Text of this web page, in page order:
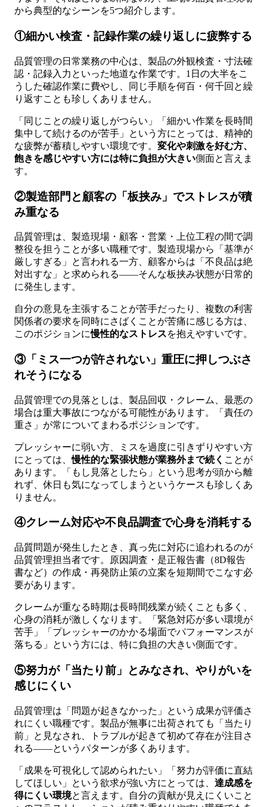
から典型的なシーンを5つ紹介します。
①細かい検査・記録作業の繰り返しに疲弊する
品質管理の日常業務の中心は、製品の外観検査・寸法確
認・記録入力といった地道な作業です。1日の大半をこ
うした確認作業に費やし、同じ手順を何百・何千回と繰
り返すことも珍しくありません。
「同じことの繰り返しがつらい」「細かい作業を長時間
集中して続けるのが苦手」という方にとっては、精神的
な疲弊が蓄積しやすい環境です。 変化や刺激を好む方、
飽きを感じやすい方には特に負担が大きい側面と言えま
す。
②製造部門と顧客の「板挟み」でストレスが積
み重なる
品質管理は、製造現場・顧客・営業・上位工程の間で調
整役を担うことが多い職種です。製造現場から「基準が
厳しすぎる」と言われる一方、顧客からは「不良品は絶
対出すな」と求められる——そんな板挟み状態が日常的
に発生します。
自分の意見を主張することが苦手だったり、複数の利害
関係者の要求を同時にさばくことが苦痛に感じる方は、
このポジションに慢性的なストレスを抱えやすいです。
③「ミス一つが許されない」重圧に押しつぶさ
れそうになる
品質管理での見落としは、製品回収・クレーム、最悪の
場合は重大事故につながる可能性があります。「責任の
重さ」が常についてまわるポジションです。
プレッシャーに弱い方、ミスを過度に引きずりやすい方
にとっては、慢性的な緊張状態が業務外まで続く ことが
あります。「もし見落としたら」という思考が頭から離
れず、休日も気になってしまうというケースも珍しくあ
りません。
④クレーム対応や不良品調査で心身を消耗する
品質問題が発生したとき、真っ先に対応に追われるのが
品質管理担当者です。原因調査・是正報告書（8D報告
書など）の作成・再発防止策の立案を短期間でこなす必
要があります。
クレームが重なる時期は長時間残業が続くことも多く、
心身の消耗が激しくなります。「緊急対応が多い環境が
苦手」「プレッシャーのかかる場面でパフォーマンスが
落ちる」という方には、特に負担の大きい側面です。
⑤努力が「当たり前」とみなされ、やりがいを
感じにくい
品質管理は「問題が起きなかった」という成果が評価さ
れにくい職種です。製品が無事に出荷されても「当たり
前」と見なされ、トラブルが起きて初めて存在が注目さ
れる——というパターンが多くあります。
「成果を可視化して認められたい」「努力が評価に直結
してほしい」という欲求が強い方にとっては、 達成感を
得にくい環境と言えます。自分の貢献が見えにくいこと